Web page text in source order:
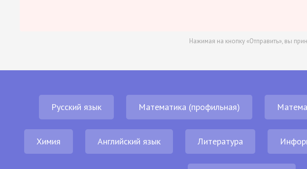
Нажимая на кнопку «Отправить», вы
Русский язык Математика (профильная)
Химия Английский язык Литература